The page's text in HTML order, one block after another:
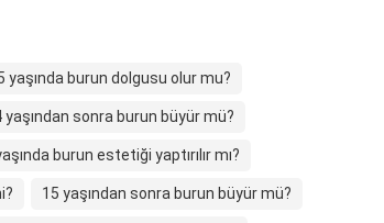
yaşında burun dolgusu olur mu?
yaşından sonra burun büyür mü?
burun estetiği yaptırılır mı?
15 yaşından sonra burun büyür mü?